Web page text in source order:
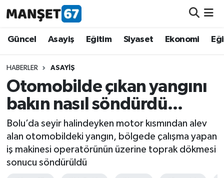
Güncel Asayiş Eğitim Siyaset Ekonomi
HABERLER ASAYIŞ
Otomobilde çıkan yangını
bakın nasıl söndürdü...
Bolu’da seyir halindeyken motor kısmından alev
alan otomobildeki yangın, bölgede çalışma yapan
iş makinesi operatörünün üzerine toprak dökmesi
sonucu söndürüldü
Güncel
Asayiş
Siyaset
Eğitim
Ekonomi